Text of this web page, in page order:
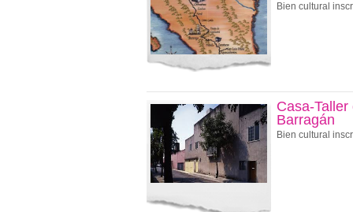
Bien cultural
Casa-Taller
Barragán
Bien cultural